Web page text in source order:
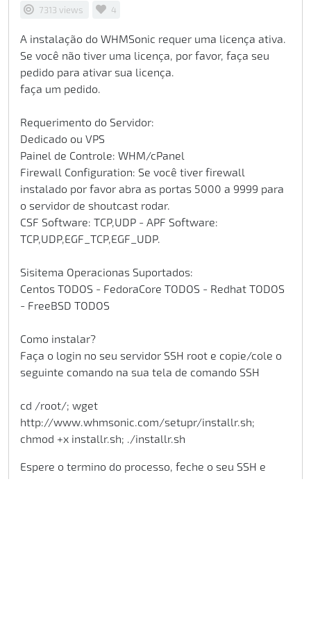
7313 views 4
A instalação do WHMSonic requer uma licença ativa.
Se você não tiver uma licença, por favor, faça seu
pedido para ativar sua licença.
faça um pedido.
Requerimento do Servidor:
Dedicado ou VPS
Painel de Controle: WHM/cPanel
Firewall Configuration: Se você tiver firewall
instalado por favor abra as portas 5000 a 9999 para
o servidor de shoutcast rodar.
CSF Software: TCP,UDP - APF Software:
TCP,UDP,EGF_TCP,EGF_UDP.
Sisitema Operacionas Suportados:
Centos TODOS - FedoraCore TODOS - Redhat TODOS
- FreeBSD TODOS
Como instalar?
Faça o login no seu servidor SSH root e copie/cole o
seguinte comando na sua tela de comando SSH
cd /root/; wget
http://www.whmsonic.com/setupr/installr.sh;
chmod +x installr.sh; ./installr.sh
Espere o termino do processo, feche o seu SSH e